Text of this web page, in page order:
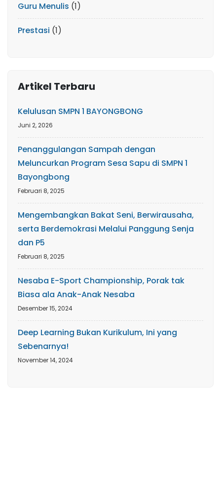
Guru Menulis (1)
Prestasi (1)
Artikel Terbaru
Kelulusan SMPN 1 BAYONGBONG
Juni 2, 2026
Penanggulangan Sampah dengan
Meluncurkan Program Sesa Sapu di SMPN 1
Bayongbong
Februari 8, 2025
Mengembangkan Bakat Seni, Berwirausaha,
serta Berdemokrasi Melalui Panggung Senja
dan P5
Februari 8, 2025
Nesaba E-Sport Championship, Porak tak
Biasa ala Anak-Anak Nesaba
Desember 15, 2024
Deep Learning Bukan Kurikulum, Ini yang
Sebenarnya!
November 14, 2024